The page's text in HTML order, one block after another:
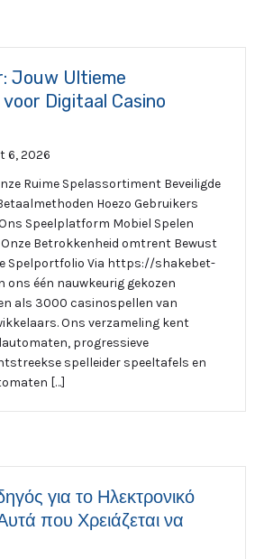
Jouw Ultieme
Digitaal Casino
6, 2026
Ruime Spelassortiment Beveiligde
Hoezo Gebruikers
Speelplatform Mobiel Spelen
Betrokkenheid omtrent Bewust
Spelportfolio Via https://shakebet-
ons één nauwkeurig gekozen
als 3000 casinospellen van
Ons verzameling kent
progressieve
spelleider speeltafels en
[…]
για το Ηλεκτρονικό
που Χρειάζεται να